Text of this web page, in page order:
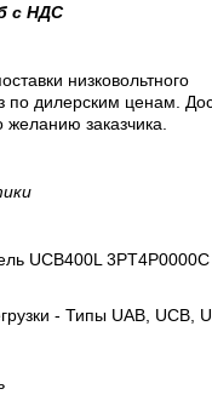
с НДС
низковольтного
по дилерским ценам.
заказчика.
UCB400L 3PT4P0000C
- Типы UAB, UCB,